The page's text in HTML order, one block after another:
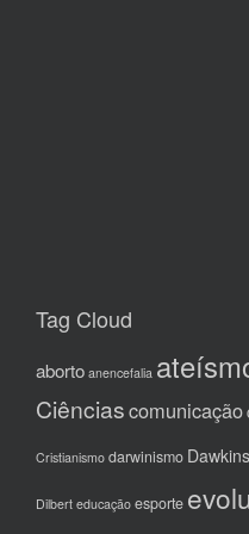
Tag Cloud
aborto anencefalia
Ciênciascomunicação
Cristianismo darwinismo Dawkins
Dilbert educação esporte